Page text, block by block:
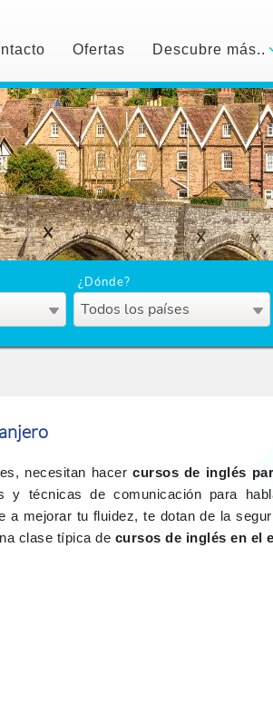
Ofertas Descubre más..
¿Dónde?
Todos los países
necesitan hacercursos de inglés
y técnicas de comunicación para
a mejorar tu fluidez, te dotan de la
clase típica de cursos de inglés en el